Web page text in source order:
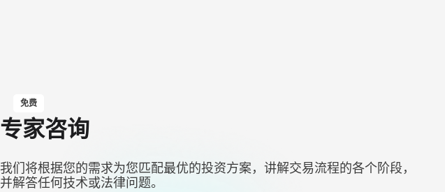
免费
专家咨询
我们将根据您的需求为您匹配最优的投资方案，讲解交易流程的各个阶段，
并解答任何技术或法律问题。